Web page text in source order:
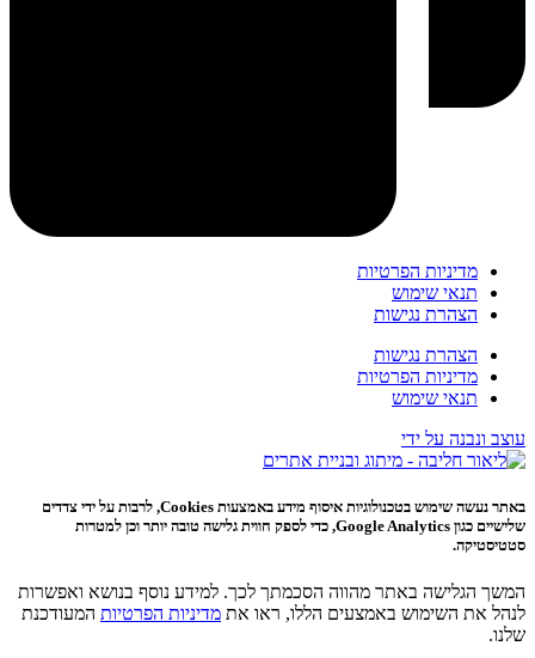
מדיניות הפרטיות
תנאי שימוש
הצהרת נגישות
הצהרת נגישות
מדיניות הפרטיות
תנאי שימוש
עוצב ונבנה על ידי
באתר נעשה שימוש בטכנולוגיות איסוף מידע באמצעות Cookies, לרבות על ידי צדדים
שלישיים כגון Google Analytics, כדי לספק חווית גלישה טובה יותר וכן למטרות
סטטיסטיקה.
המשך הגלישה באתר מהווה הסכמתך לכך. למידע נוסף בנושא ואפשרות
לנהל את השימוש באמצעים הללו, ראו את מדיניות הפרטיות המעודכנת
שלנו.